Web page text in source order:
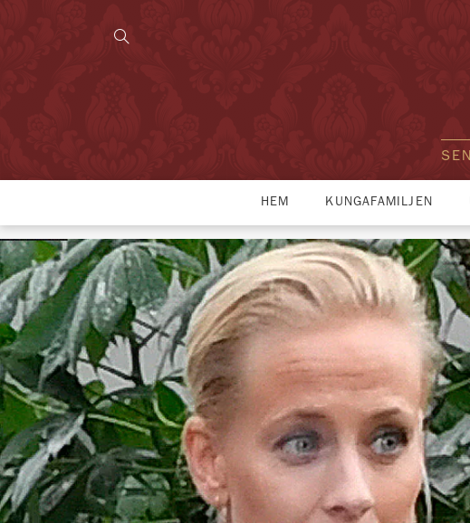
HEM KUNGAFAMILJEN